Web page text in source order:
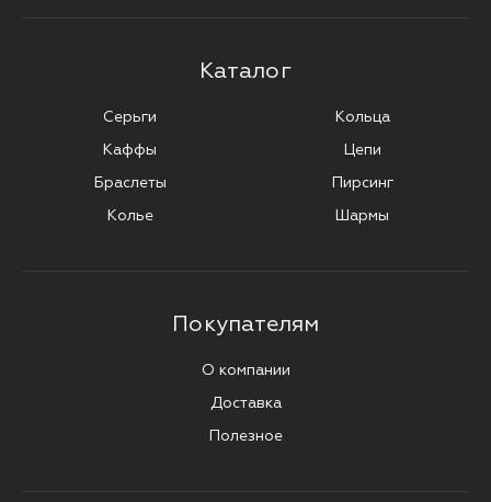
Каталог
Серьги
Каффы
Браслеты
Колье
Кольца
Цепи
Пирсинг
Шармы
Покупателям
О компании
Доставка
Полезное